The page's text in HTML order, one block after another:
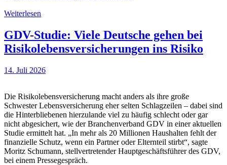
Weiterlesen
GDV-Studie: Viele Deutsche gehen bei
Risikolebensversicherungen ins Risiko
14. Juli 2026
Die Risikolebensversicherung macht anders als ihre große
Schwester Lebensversicherung eher selten Schlagzeilen – dabei sind
die Hinterbliebenen hierzulande viel zu häufig schlecht oder gar
nicht abgesichert, wie der Branchenverband GDV in einer aktuellen
Studie ermittelt hat. „In mehr als 20 Millionen Haushalten fehlt der
finanzielle Schutz, wenn ein Partner oder Elternteil stirbt“, sagte
Moritz Schumann, stellvertretender Hauptgeschäftsführer des GDV,
bei einem Pressegespräch.